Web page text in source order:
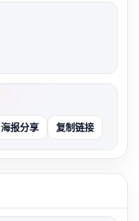
海报分享 复制链接